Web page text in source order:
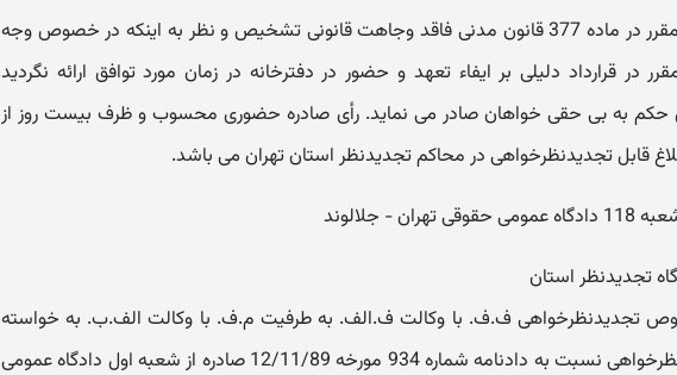
حبس مقرر در ماده 377 قانون مدنی فاقد وجاهت قانونی تشخیص و نظر به اینکه در خصوص وجه
در قرارداد دلیلی بر ایفاء تعهد و حضور در دفترخانه در زمان مورد توافق ارائه نگردید
حکم به بی حقی خواهان صادر می نماید. رأی صادره حضوری محسوب و ظرف بیست روز از
قابل تجدیدنظرخواهی در محاکم تجدیدنظر استان تهران می باشد.
تهران - جلالوند
تجدیدنظر استان
تجدیدنظرخواهی ف.ف. با وکالت ف.الف. به طرفیت م.ف. با وکالت الف.ب. به خواسته
به دادنامه شماره 934 مورخه 12/11/89 صادره از شعبه اول دادگاه عمومی